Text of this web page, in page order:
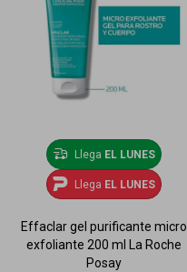
Llega EL LUNES
Llega EL LUNES
Effaclar gel purificante micro
exfoliante 200 ml La Roche
Posay